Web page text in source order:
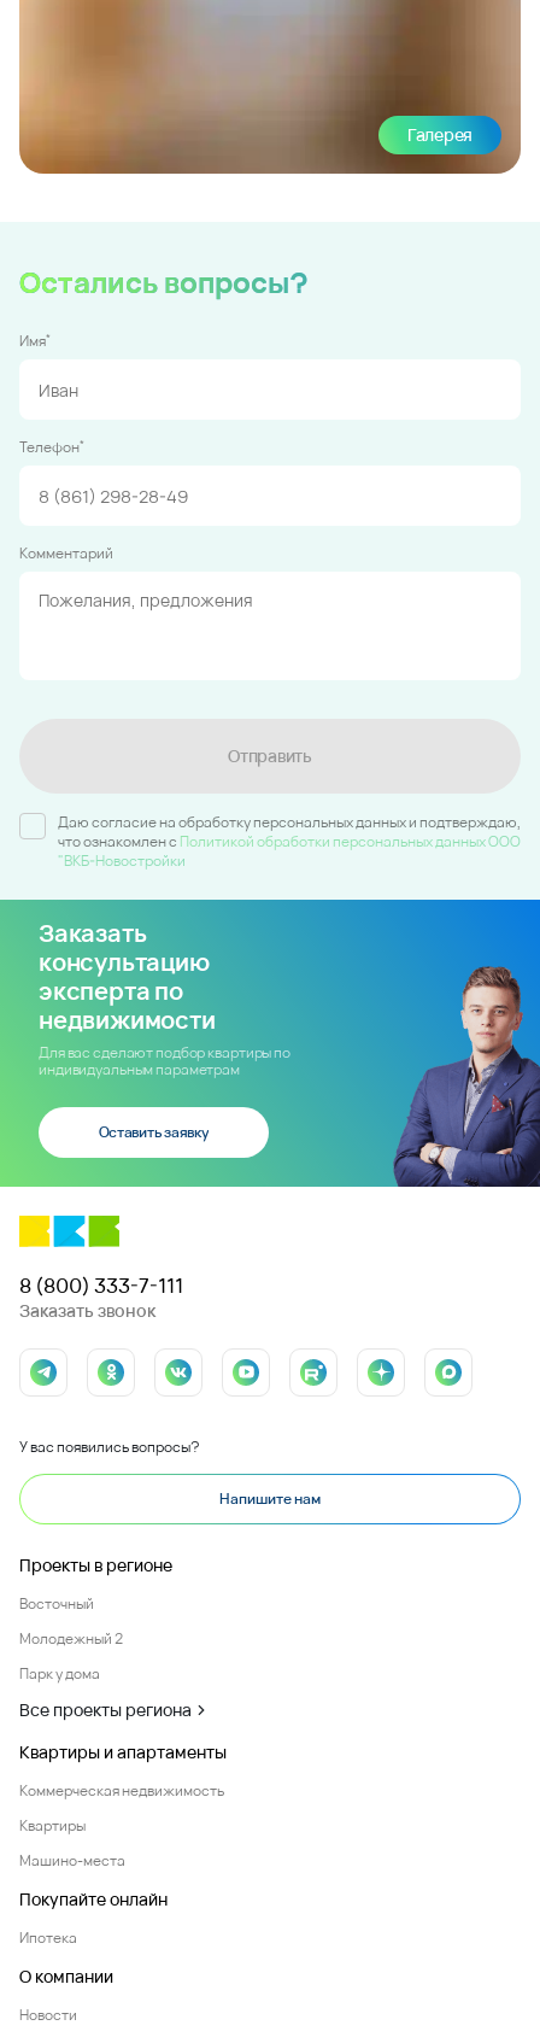
Галерея
Остались вопросы?
Имя*
Телефон*
Комментарий
Отправить
Даю согласие на обработку персональных данных и подтверждаю,
что ознакомлен c Политикой обработки персональных данных ООО
"ВКБ-Новостройки
Заказать
консультацию
эксперта по
недвижимости
Для вас сделают подбор квартиры по
индивидуальным параметрам
Оставить заявку
8 (800) 333-7-111
Заказать звонок
У вас появились вопросы?
Напишите нам
Проекты в регионе
Восточный
Молодежный 2
Парк у дома
Все проекты региона
Квартиры и апартаменты
Коммерческая недвижимость
Квартиры
Машино-места
Покупайте онлайн
Ипотека
О компании
Новости